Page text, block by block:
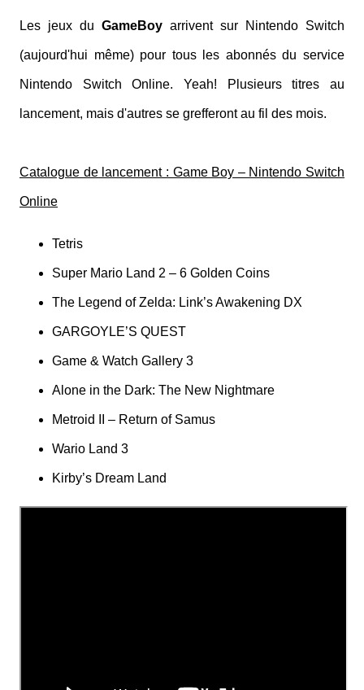
Les jeux du GameBoy arrivent sur Nintendo Switch
(aujourd'hui même) pour tous les abonnés du service
Nintendo Switch Online. Yeah! Plusieurs titres au
lancement, mais d'autres se grefferont au fil des mois.
Catalogue de lancement : Game Boy – Nintendo Switch
Online
Tetris
Super Mario Land 2 – 6 Golden Coins
The Legend of Zelda: Link’s Awakening DX
GARGOYLE’S QUEST
Game & Watch Gallery 3
Alone in the Dark: The New Nightmare
Metroid II – Return of Samus
Wario Land 3
Kirby’s Dream Land